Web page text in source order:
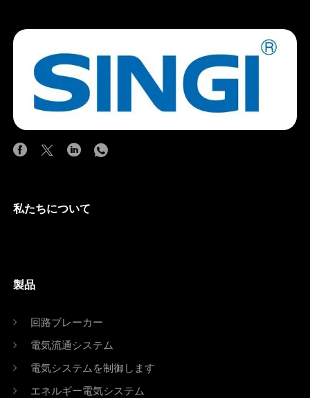
私たちについて
製品
回路ブレーカー
電気流通システム
電気システムを制御します
エネルギー電気システム